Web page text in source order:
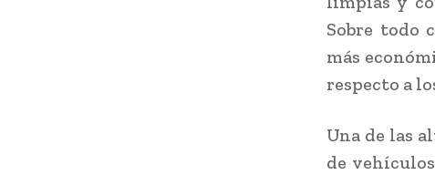
Sobre todo
más
respecto a
Una de las
de